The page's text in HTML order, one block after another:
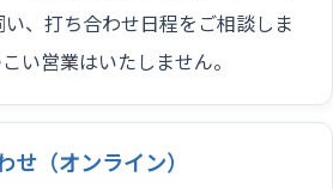
、打ち合わせ日程をご相談しま
い営業はいたしません。
せ（オンライン）